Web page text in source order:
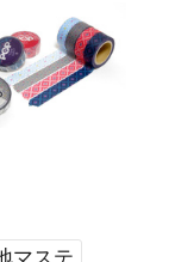
マステ